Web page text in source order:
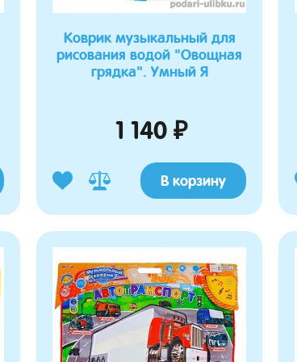
Коврик музыкальный для
рисования водой "Овощная
грядка". Умный Я
1 140 ₽
В корзину